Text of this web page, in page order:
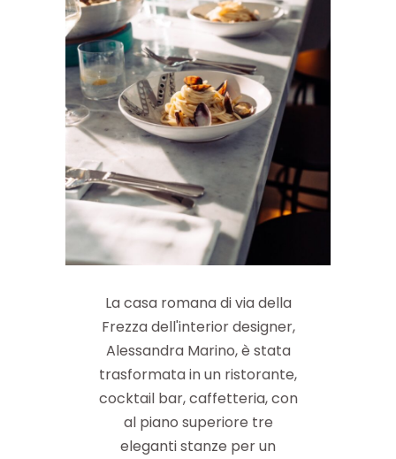
La casa romana di via della
Frezza dell'interior designer,
Alessandra Marino, è stata
trasformata in un ristorante,
cocktail bar, caffetteria, con
al piano superiore tre
eleganti stanze per un